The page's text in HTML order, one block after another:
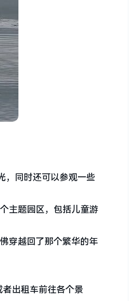
，同时还可以参观一些
主题园区，包括儿童游
穿越回了那个繁华的年
出租车前往各个景